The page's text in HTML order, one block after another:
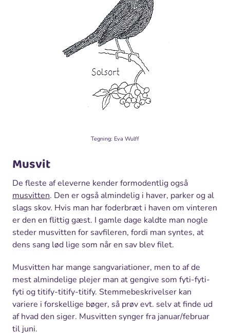
Tegning: Eva Wulff
Musvit
De fleste af eleverne kender formodentlig også
musvitten. Den er også almindelig i haver, parker og al
slags skov. Hvis man har foderbræt i haven om vinteren
er den en flittig gæst. I gamle dage kaldte man nogle
steder musvitten for savfileren, fordi man syntes, at
dens sang lød lige som når en sav blev filet.
Musvitten har mange sangvariationer, men to af de
mest almindelige plejer man at gengive som fyti-fyti-
fyti og titify-titify-titify. Stemmebeskrivelser kan
variere i forskellige bøger, så prøv evt. selv at finde ud
af hvad den siger. Musvitten synger fra januar/februar
til juni.